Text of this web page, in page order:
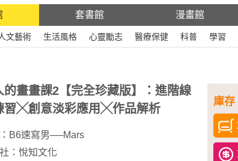
套書館 漫畫館
文藝術 生活風格 心靈勵志 醫療保健 科普 學習
庫存
的畫畫課2【完全珍藏版】：進階線
習╳創意淡彩應用╳作品解析
B6速寫男──Mars
： 悅知文化